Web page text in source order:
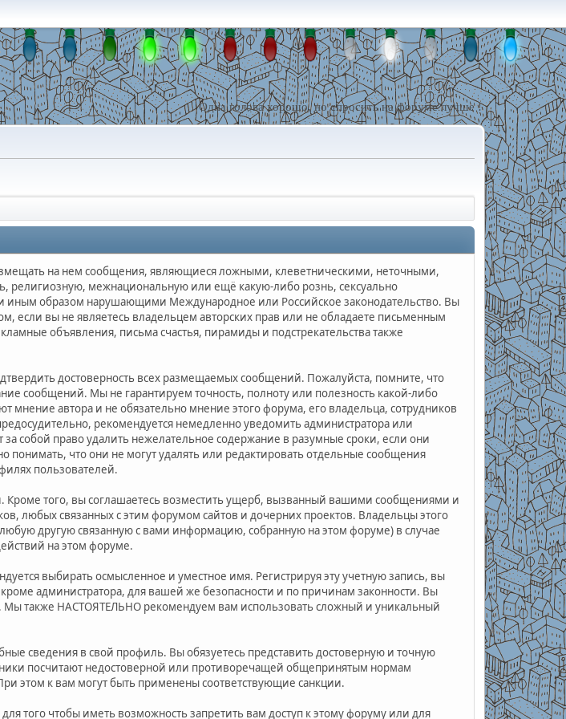
Одна голова хорошо, но спросить на форуме лучше !
на нем сообщения, являющиеся ложными, клеветническими, неточными,
межнациональную или ещё какую-либо рознь, сексуально
образом нарушающими Международное или Российское законодательство. Вы
если вы не являетесь владельцем авторских прав или не обладаете письменным
объявления, письма счастья, пирамиды и подстрекательства также
достоверность всех размещаемых сообщений. Пожалуйста, помните, что
сообщений. Мы не гарантируем точность, полноту или полезность какой-либо
автора и не обязательно мнение этого форума, его владельца, сотрудников
рекомендуется немедленно уведомить администратора или
собой право удалить нежелательное содержание в разумные сроки, если они
что они не могут удалять или редактировать отдельные сообщения
пользователей.
того, вы соглашаетесь возместить ущерб, вызванный вашими сообщениями и
любых связанных с этим форумом сайтов и дочерних проектов. Владельцы этого
другую связанную с вами информацию, собранную на этом форуме) в случае
на этом форуме.
выбирать осмысленное и уместное имя. Регистрируя эту учетную запись, вы
администратора, для вашей же безопасности и по причинам законности. Вы
Мы также НАСТОЯТЕЛЬНО рекомендуем вам использовать сложный и уникальный
сведения в свой профиль. Вы обязуетесь представить достоверную и точную
посчитают недостоверной или противоречащей общепринятым нормам
этом к вам могут быть применены соответствующие санкции.
того чтобы иметь возможность запретить вам доступ к этому форуму или для